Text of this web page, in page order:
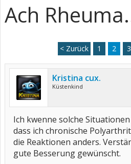
Ach
< Zurück 1 2 3
Kristina cux.
Küstenkind
Ich kwenne solche
dass ich chronische
die Reaktionen anders.
gute Besserung gewünscht.